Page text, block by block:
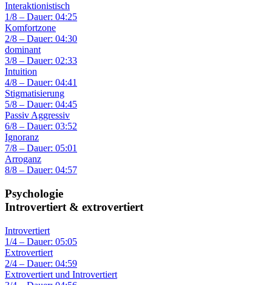
Interaktionistisch
1/8 – Dauer: 04:25
Komfortzone
2/8 – Dauer: 04:30
dominant
3/8 – Dauer: 02:33
Intuition
4/8 – Dauer: 04:41
Stigmatisierung
5/8 – Dauer: 04:45
Passiv Aggressiv
6/8 – Dauer: 03:52
Ignoranz
7/8 – Dauer: 05:01
Arroganz
8/8 – Dauer: 04:57
Psychologie
Introvertiert & extrovertiert
Introvertiert
1/4 – Dauer: 05:05
Extrovertiert
2/4 – Dauer: 04:59
Extrovertiert und Introvertiert